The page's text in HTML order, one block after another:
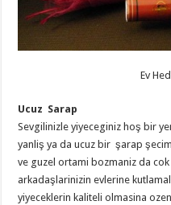
Ev
Ucuz Sarap
Sevgilinizle yiyeceginiz hoş bir
yanliş ya da ucuz bir şarap
ve guzel ortami bozmaniz da
arkadaşlarinizin evlerine
yiyeceklerin kaliteli olmasina